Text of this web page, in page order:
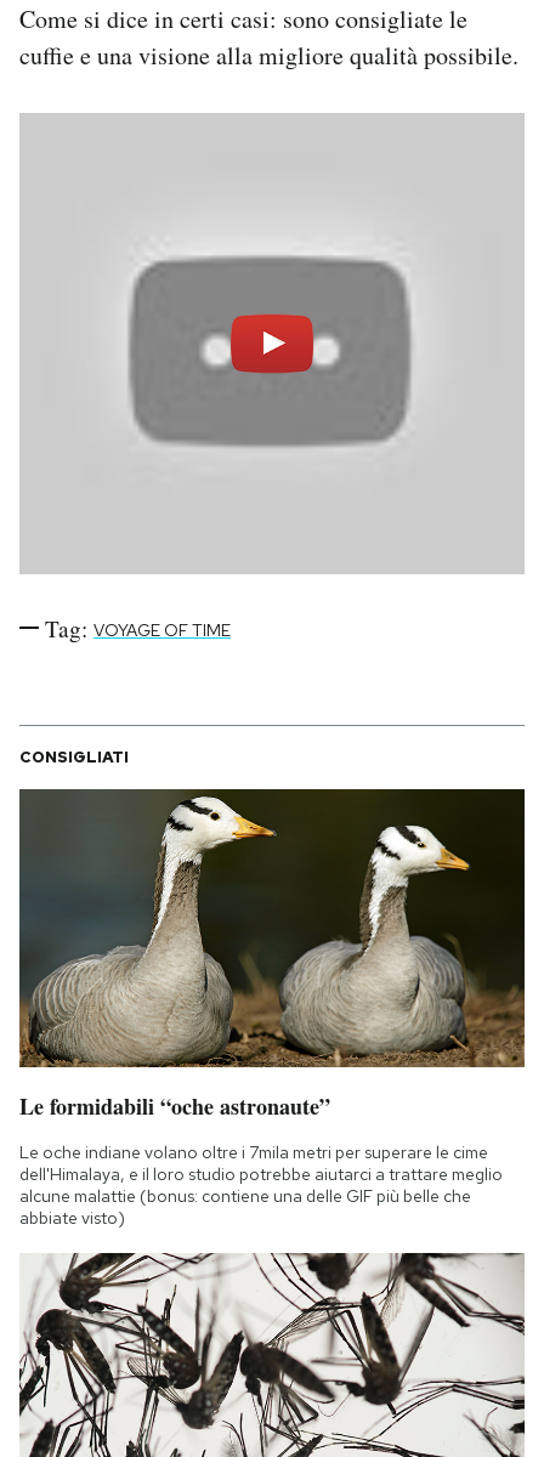
Come si dice in certi casi: sono consigliate le
cuffie e una visione alla migliore qualità possibile.
Tag: VOYAGE OF TIME
CONSIGLIATI
Le formidabili “oche astronaute”
Le oche indiane volano oltre i 7mila metri per superare le cime
dell'Himalaya, e il loro studio potrebbe aiutarci a trattare meglio
alcune malattie (bonus: contiene una delle GIF più belle che
abbiate visto)